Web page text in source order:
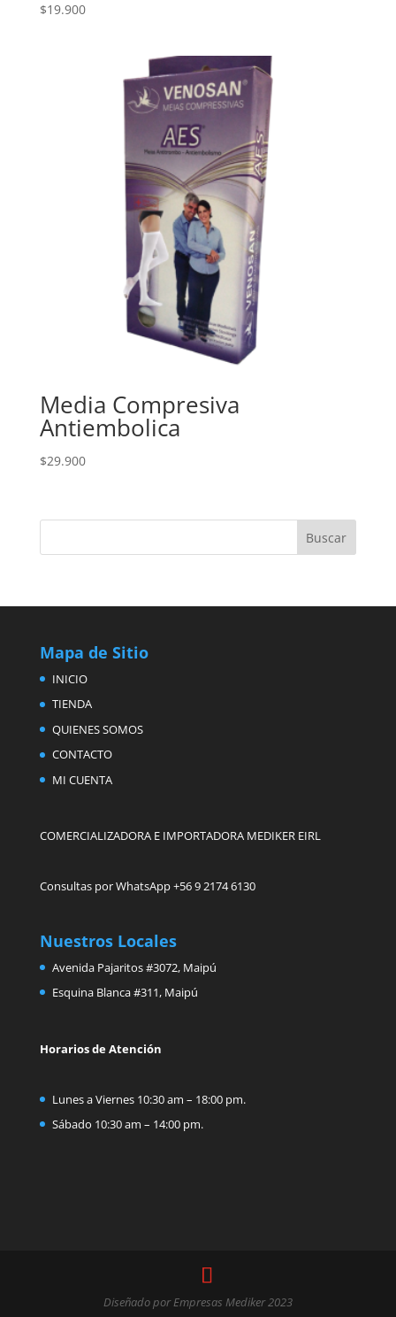
$19.900
Media Compresiva
Antiembolica
$29.900
Mapa de Sitio
INICIO
TIENDA
QUIENES SOMOS
CONTACTO
MI CUENTA
COMERCIALIZADORA E IMPORTADORA MEDIKER EIRL
Consultas por WhatsApp +56 9 2174 6130
Nuestros Locales
Avenida Pajaritos #3072, Maipú
Esquina Blanca #311, Maipú
Horarios de Atención
Lunes a Viernes 10:30 am – 18:00 pm.
Sábado 10:30 am – 14:00 pm.
Diseñado por Empresas Mediker 2023